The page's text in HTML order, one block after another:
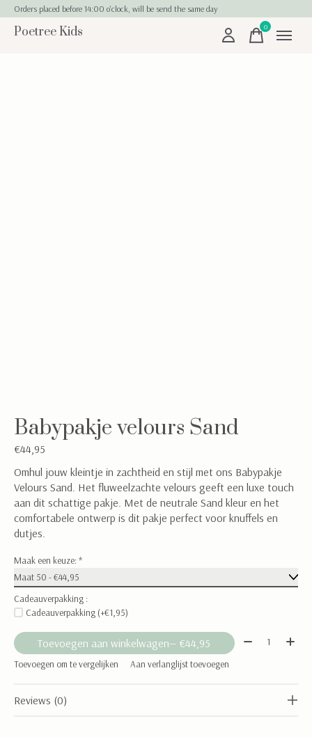
Orders placed before 14:00 o'clock, will be send the same day
Poetree Kids 0items
Babypakje velours Sand
€44,95
Omhul jouw kleintje in zachtheid en stijl met ons Babypakje
Velours Sand. Het fluweelzachte velours geeft een luxe touch
aan dit schattige pakje. Met de neutrale Sand kleur en het
comfortabele ontwerp is dit pakje perfect voor knuffels en
dutjes.
Maak een keuze: *
Cadeauverpakking :
Cadeauverpakking (+€1,95)
Toevoegen aan winkelwagen — €44,95 Aantal:
Toevoegen om te vergelijken Aan verlanglijst toevoegen
Reviews (0)